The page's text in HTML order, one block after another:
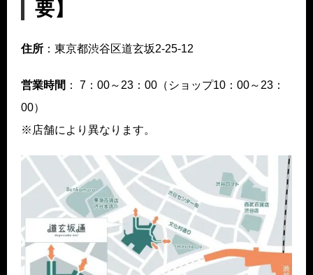
要】
住所 ：東京都渋谷区道玄坂2-25-12
営業時間 ： 7：00～23：00（ショップ10：00～23：
00）
※店舗により異なります。